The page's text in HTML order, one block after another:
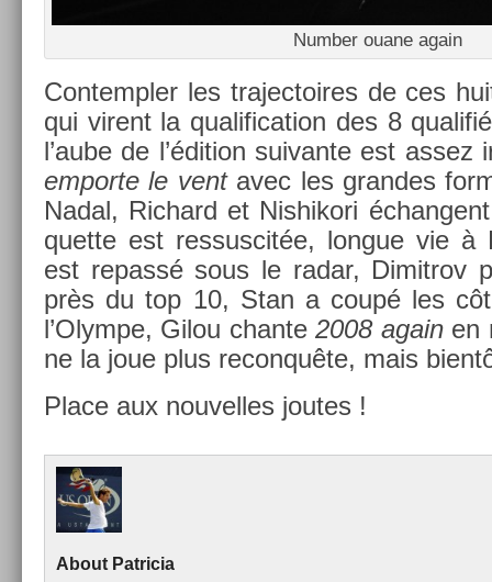
Numb­er ouane again
Con­templ­er les trajec­toires de ces
qui virent la qualifica­tion des 8
l’aube de l’édi­tion suivan­te est
em­por­te le ventavec les gran­des
Nadal, Ric­hard et Nis­hikori
quet­te est re­ssus­citée, lon­gue vie à
est re­passé sous le radar, Di­mit­rov
près du top 10, Stan a coupé les
l’Olym­pe, Gilou chan­te2008 again en
ne la joue plus re­con­quête, mais
Place aux nouvel­les joutes !
About Pat­ricia